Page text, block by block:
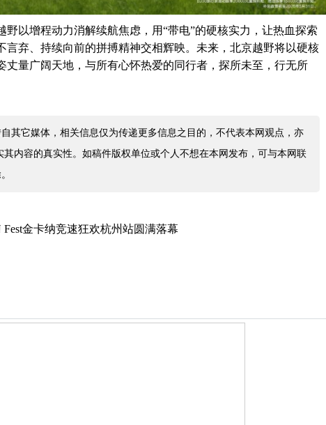
野以增程动力消解续航焦虑，用“带电”的硬核实力，让热血探索
言弃、持续向前的拼搏精神交相辉映。未来，北京越野将以硬核
丈量广阔天地，与所有心怀热爱的同行者，探所未至，行无所
其它媒体，相关信息仅为传递更多信息之目的，不代表本网观点，亦
内容的真实性。如稿件版权单位或个人不想在本网发布，可与本网联
金卡纳竞速狂欢杭州站圆满落幕